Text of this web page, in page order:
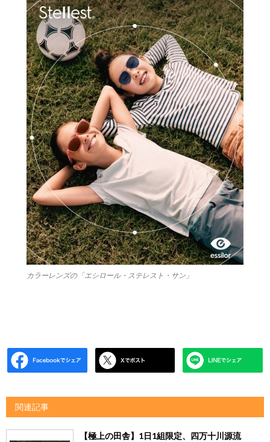
カラーレンズの「エシロール・ステレスト・サン」
関連記事
【極上の田舎】1日1組限定、四万十川源流